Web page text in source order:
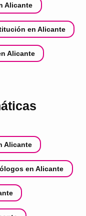
Alicante
en Alicante
Alicante
Alicante
en Alicante